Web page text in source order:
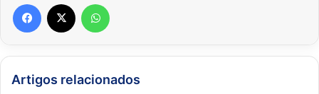
Artigos relacionados